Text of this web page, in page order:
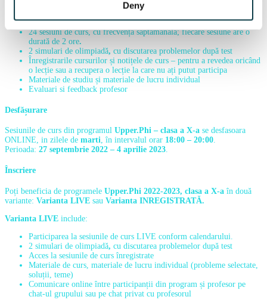
Deny
24 sesiuni de curs, cu frecvență săptămânală; fiecare sesiune are o
durată de 2 ore.
2 simulari de olimpiadă, cu discutarea problemelor după test
Înregistrarile cursurilor și notițele de curs – pentru a revedea oricând
o lecție sau a recupera o lecție la care nu ați putut participa
Materiale de studiu și materiale de lucru individual
Evaluari si feedback profesor
Desfășurare
Sesiunile de curs din programul Upper.Phi – clasa a X-a se desfasoara
ONLINE, in zilele de marti, în intervalul orar 18:00 – 20:00.
Perioada: 27 septembrie 2022 – 4 aprilie 2023.
Înscriere
Poți beneficia de programele Upper.Phi 2022-2023, clasa a X-a în două
variante: Varianta LIVE sau Varianta INREGISTRATĂ.
Varianta LIVE include:
Participarea la sesiunile de curs LIVE conform calendarului.
2 simulari de olimpiadă, cu discutarea problemelor după test
Acces la sesiunile de curs înregistrate
Materiale de curs, materiale de lucru individual (probleme selectate,
soluții, teme)
Comunicare online între participanții din program și profesor pe
chat-ul grupului sau pe chat privat cu profesorul